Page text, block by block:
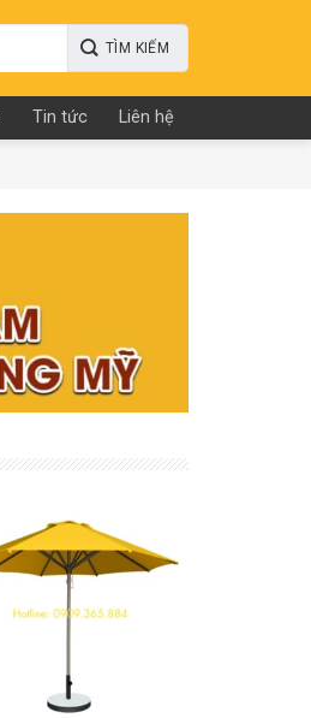
Tin tức Liên hệ